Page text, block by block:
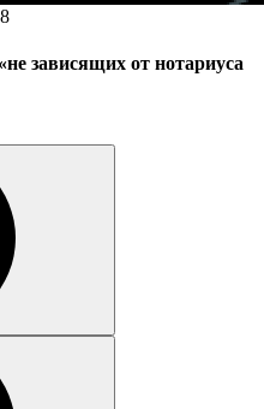
зависящих от нотариуса